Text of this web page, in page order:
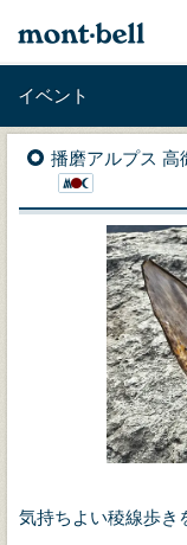
イベント
播磨アルプス 高
気持ちよい稜線歩き